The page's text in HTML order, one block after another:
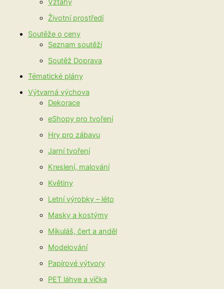
Vztahy
Životní prostředí
Soutěže o ceny
Seznam soutěží
Soutěž Doprava
Tématické plány
Výtvarná výchova
Dekorace
eShopy pro tvoření
Hry pro zábavu
Jarní tvoření
Kreslení, malování
Květiny
Letní výrobky – léto
Masky a kostýmy
Mikuláš, čert a anděl
Modelování
Papírové výtvory
PET láhve a víčka